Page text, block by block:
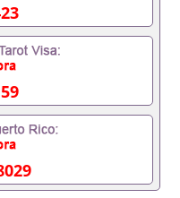
安排。 国内找工作
的毕业证成绩单可
国外需要办理什么
企假的毕业证会查吗
要些什么材料
用吗, 挂科拿不到毕
没有正常毕业怎么办
吗,您是否因为中途
您是否因为递
您是否因没正常
证在校挂科了不想读